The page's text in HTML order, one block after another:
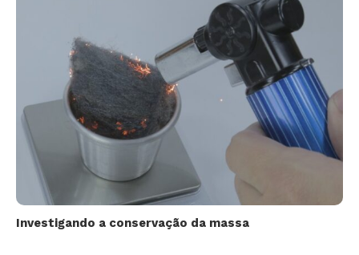
Investigando a conservação da massa